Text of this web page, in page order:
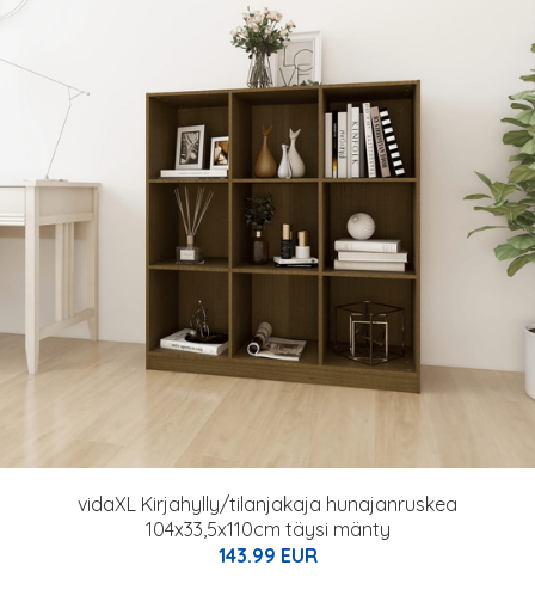
vidaXL Kirjahylly/tilanjakaja hunajanruskea
104x33,5x110cm täysi mänty
143.99 EUR